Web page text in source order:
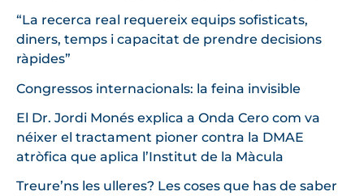
“La recerca real requereix equips sofisticats,
diners, temps i capacitat de prendre decisions
ràpides”
Congressos internacionals: la feina invisible
El Dr. Jordi Monés explica a Onda Cero com va
néixer el tractament pioner contra la DMAE
atròfica que aplica l’Institut de la Màcula
Treure’ns les ulleres? Les coses que has de saber